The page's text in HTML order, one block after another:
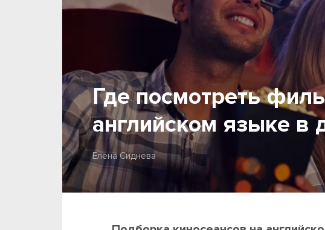
Где посмотреть
английском языке в
Елена Сиднева